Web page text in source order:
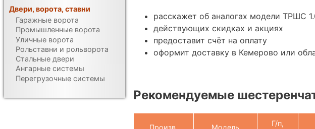
расскажет об аналогах модели ТРШС
действующих скидках и акциях
предоставит счёт на оплату
оформит доставку в Кемерово или
Рекомендуемые
Г/п,
Двери, ворота, ставни
Гаражные ворота
Промышленные ворота
Уличные ворота
Рольставни и рольворота
Стальные двери
Ангарные системы
Перегрузочные системы